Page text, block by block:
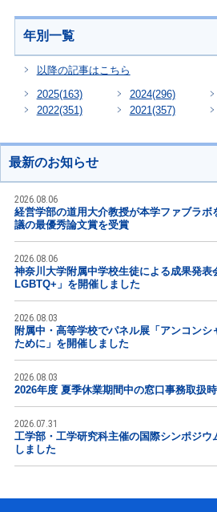
年別一覧
以降の記事はこちら
2025(163) 2024(296)
2022(351) 2021 (357)
最新のお知らせ
2026.08.06
経営学部の道用大介教授が本学ファブラボ
議の最優秀論文賞を受賞
2026.08.06
神奈川大学附属中学校生徒による成果発表
LGBTQ+」を開催しました
2026.08.03
附属中・高等学校でパネル展「アンコン
ために」を開催しました
2026.08.03
2026年度 夏季休業期間中の窓口事務取扱
2026.07.31
工学部・工学研究科主催の国際シンポジ
しました